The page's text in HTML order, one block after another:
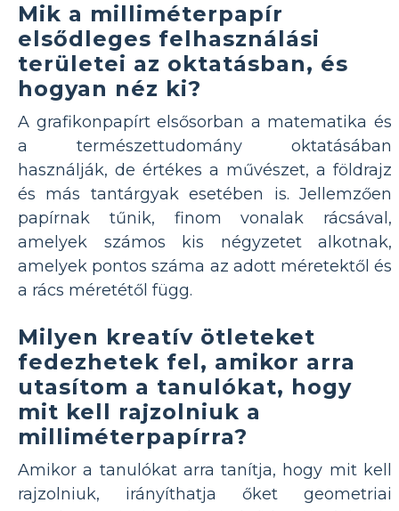
Mik a milliméterpapír
elsődleges felhasználási
területei az oktatásban, és
hogyan néz ki?
A grafikonpapírt elsősorban a matematika és
a természettudomány oktatásában
használják, de értékes a művészet, a földrajz
és más tantárgyak esetében is. Jellemzően
papírnak tűnik, finom vonalak rácsával,
amelyek számos kis négyzetet alkotnak,
amelyek pontos száma az adott méretektől és
a rács méretétől függ.
Milyen kreatív ötleteket
fedezhetek fel, amikor arra
utasítom a tanulókat, hogy
mit kell rajzolniuk a
milliméterpapírra?
Amikor a tanulókat arra tanítja, hogy mit kell
rajzolniuk, irányíthatja őket geometriai